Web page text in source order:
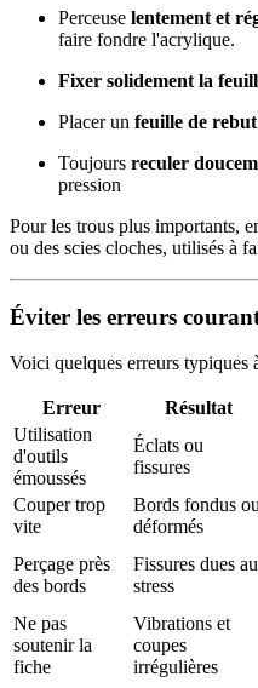
Perceuse lentement et
faire fondre l'acrylique.
Fixer solidement la
Placer un feuille de rebut
Toujours reculer
pression
Pour les trous plus importants,
ou des scies cloches, utilisés à
Éviter les erreurs
Voici quelques erreurs typiques
Erreur Résultat
Utilisation
d'outils
émoussés
Éclats ou
fissures
Couper trop
vite
Bords fondus ou
déformés
Perçage près
des bords
Fissures dues au
stress
Ne pas
soutenir la
fiche
Vibrations et
coupes
irrégulières